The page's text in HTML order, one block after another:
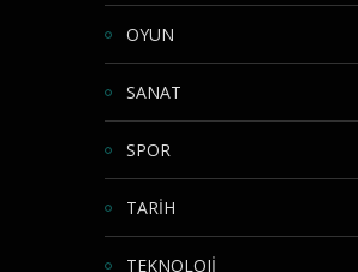
OYUN
SANAT
SPOR
TARİH
TEKNOLOJİ